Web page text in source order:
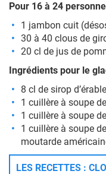
Pour 16 à 24
1 jambon cuit
30 à 40 clous de
20 cl de jus de
Ingrédients pour le
8 cl de sirop d’érable
1 cuillère à soupe
1 cuillère à soupe
1 cuillère à soupe
moutarde
LES RECETTES :